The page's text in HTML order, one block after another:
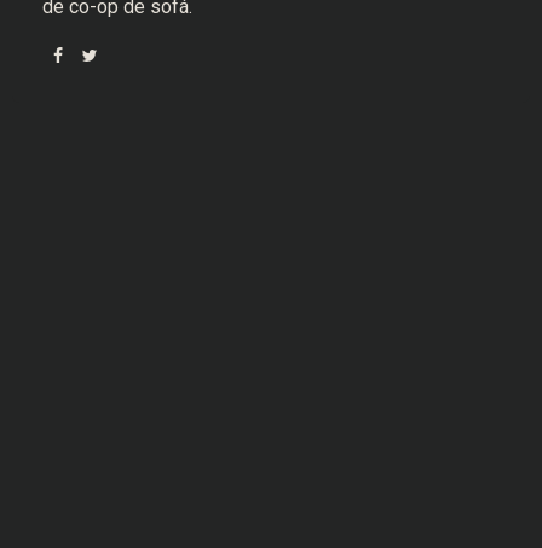
de co-op de sofá.